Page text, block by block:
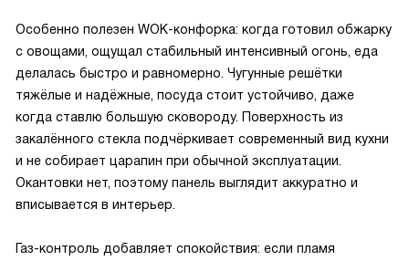
Особенно полезен WOK-конфорка: когда готовил обжарку
с овощами, ощущал стабильный интенсивный огонь, еда
делалась быстро и равномерно. Чугунные решётки
тяжёлые и надёжные, посуда стоит устойчиво, даже
когда ставлю большую сковороду. Поверхность из
закалённого стекла подчёркивает современный вид кухни
и не собирает царапин при обычной эксплуатации.
Окантовки нет, поэтому панель выглядит аккуратно и
вписывается в интерьер.
Газ-контроль добавляет спокойствия: если пламя